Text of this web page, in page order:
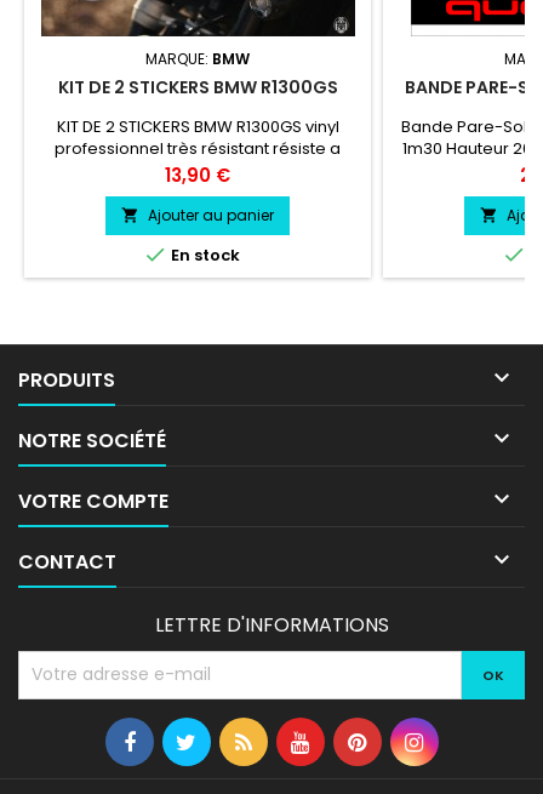
MARQUE: BMW
KIT DE 2 STICKERS BMW R1300GS
KIT DE 2 STICKERS BMW R1300GS vinyl
professionnel très résistant résiste a
l'eau, essence, chaleur, froid.
Prix
13,90 €
 Ajouter au panier
 En stock
BANDE PARE-
Bande Pare-
1m30 Hauteur
couleur
Quattro


PRODUITS 
NOTRE SOCIÉTÉ 
VOTRE COMPTE 
CONTACT 
LETTRE D'INFORMATIONS